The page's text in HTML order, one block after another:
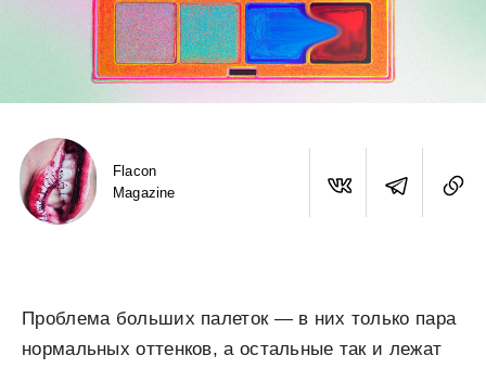
Flacon
Magazine
Проблема больших палеток — в них только пара
нормальных оттенков, а остальные так и лежат